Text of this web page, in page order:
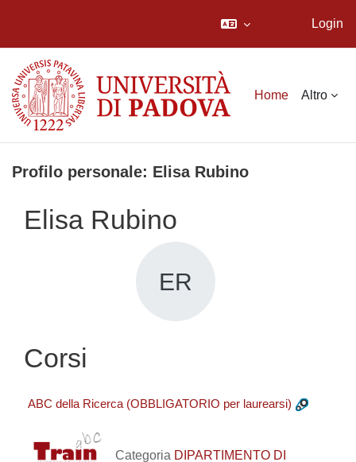
Login
Home Altro
Profilo personale: Elisa Rubino
Elisa Rubino
ER
Corsi
ABC della Ricerca (OBBLIGATORIO per laurearsi)
Categoria DIPARTIMENTO DI